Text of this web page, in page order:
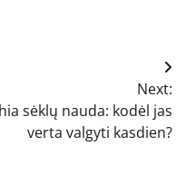
Next:
sėklų nauda: kodėl jas
verta valgyti kasdien?